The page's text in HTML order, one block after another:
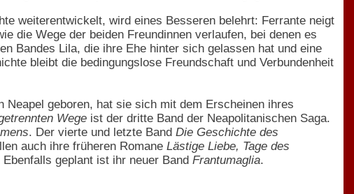
weiterentwickelt, wird eines Besseren belehrt: Ferrante neigt
die Wege der beiden Freundinnen verlaufen, bei denen es
Bandes Lila, die ihre Ehe hinter sich gelassen hat und eine
bleibt die bedingungslose Freundschaft und Verbundenheit
geboren, hat sie sich mit dem Erscheinen ihres
Wege ist der dritte Band der Neapolitanischen Saga.
. Der vierte und letzte Band Die Geschichte des
auch ihre früheren Romane Lästige Liebe, Tage des
geplant ist ihr neuer Band Frantumaglia.